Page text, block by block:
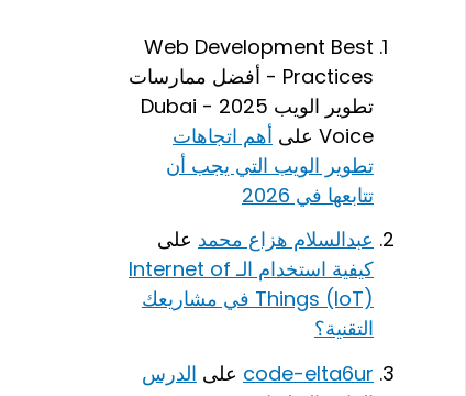
Web Development Best
Practices - أفضل ممارسات
تطوير الويب 2025 - Dubai
Voice على أهم اتجاهات
تطوير الويب التي يجب أن
تتابعها في 2026
عبدالسلام هزاع محمد على
كيفية استخدام الـ Internet of
Things (IoT) في مشاريعك
التقنية؟
code-elta6ur على الدرس